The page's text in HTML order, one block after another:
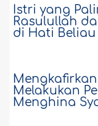
Istri yang
Rasulullah
di Hati Beliau
Melakukan
Menghina